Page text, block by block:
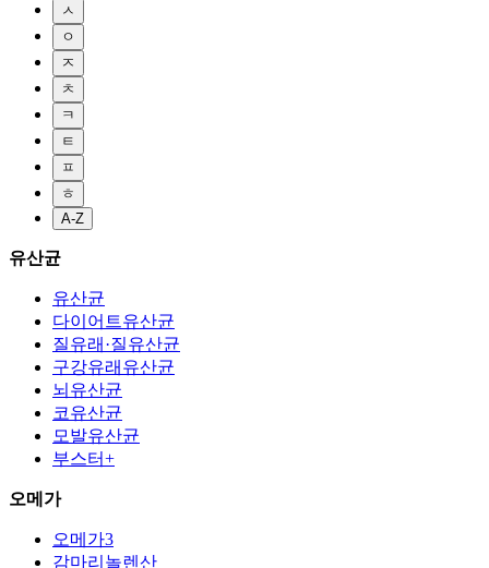
ㅅ
ㅇ
ㅈ
ㅊ
ㅋ
ㅌ
ㅍ
ㅎ
A-Z
유산균
유산균
다이어트유산균
질유래·질유산균
구강유래유산균
뇌유산균
코유산균
모발유산균
부스터+
오메가
오메가3
감마리놀렌산